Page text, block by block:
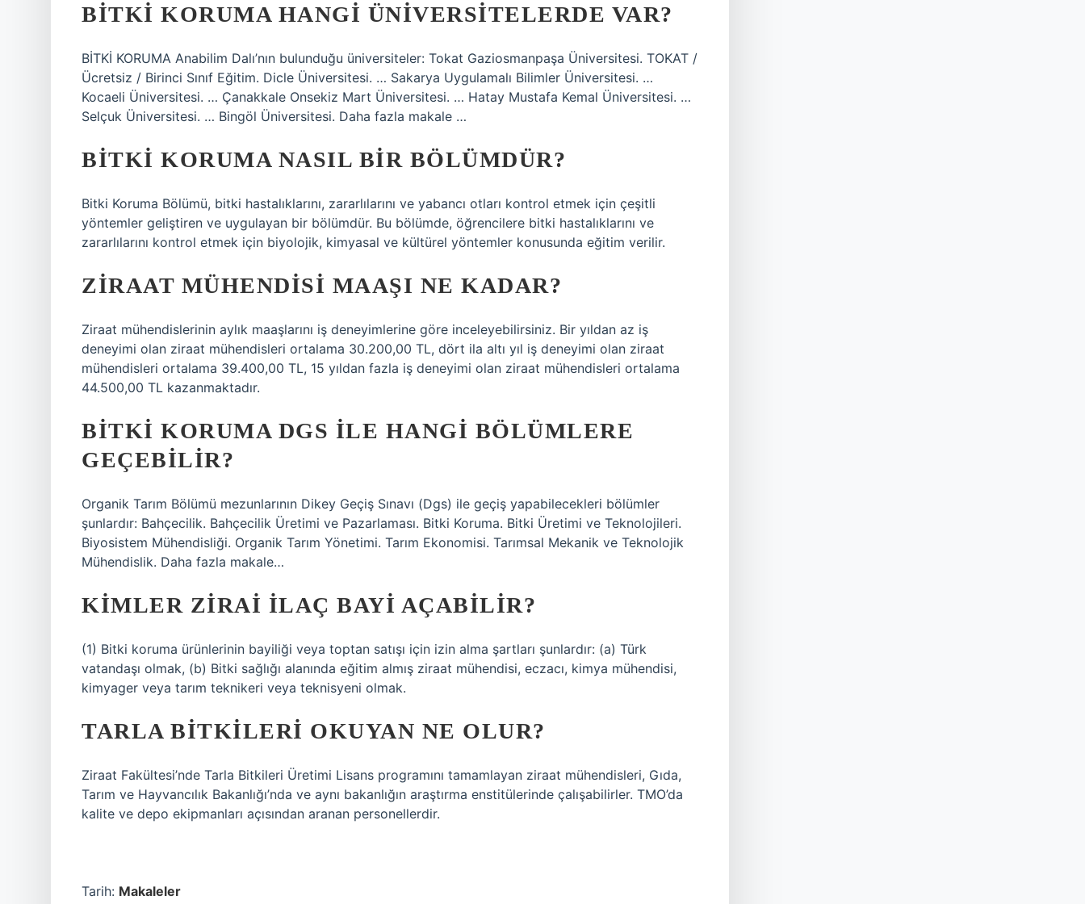
BITKI KORUMA HANGI ÜNIVERSITELERDE VAR?
BİTKİ KORUMA Anabilim Dalı’nın bulunduğu üniversiteler: Tokat Gaziosmanpaşa Üniversitesi. TOKAT /
Ücretsiz / Birinci Sınıf Eğitim. Dicle Üniversitesi. … Sakarya Uygulamalı Bilimler Üniversitesi. …
Kocaeli Üniversitesi. … Çanakkale Onsekiz Mart Üniversitesi. … Hatay Mustafa Kemal Üniversitesi. …
Selçuk Üniversitesi. … Bingöl Üniversitesi. Daha fazla makale …
BITKI KORUMA NASIL BIR BÖLÜMDÜR?
Bitki Koruma Bölümü, bitki hastalıklarını, zararlılarını ve yabancı otları kontrol etmek için çeşitli
yöntemler geliştiren ve uygulayan bir bölümdür. Bu bölümde, öğrencilere bitki hastalıklarını ve
zararlılarını kontrol etmek için biyolojik, kimyasal ve kültürel yöntemler konusunda eğitim verilir.
ZIRAAT MÜHENDISI MAAŞI NE KADAR?
Ziraat mühendislerinin aylık maaşlarını iş deneyimlerine göre inceleyebilirsiniz. Bir yıldan az iş
deneyimi olan ziraat mühendisleri ortalama 30.200,00 TL, dört ila altı yıl iş deneyimi olan ziraat
mühendisleri ortalama 39.400,00 TL, 15 yıldan fazla iş deneyimi olan ziraat mühendisleri ortalama
44.500,00 TL kazanmaktadır.
BITKI KORUMA DGS ILE HANGI BÖLÜMLERE
GEÇEBILIR?
Organik Tarım Bölümü mezunlarının Dikey Geçiş Sınavı (Dgs) ile geçiş yapabilecekleri bölümler
şunlardır: Bahçecilik. Bahçecilik Üretimi ve Pazarlaması. Bitki Koruma. Bitki Üretimi ve Teknolojileri.
Biyosistem Mühendisliği. Organik Tarım Yönetimi. Tarım Ekonomisi. Tarımsal Mekanik ve Teknolojik
Mühendislik. Daha fazla makale…
KIMLER ZIRAI ILAÇ BAYI AÇABILIR?
(1) Bitki koruma ürünlerinin bayiliği veya toptan satışı için izin alma şartları şunlardır: (a) Türk
vatandaşı olmak, (b) Bitki sağlığı alanında eğitim almış ziraat mühendisi, eczacı, kimya mühendisi,
kimyager veya tarım teknikeri veya teknisyeni olmak.
TARLA BITKILERI OKUYAN NE OLUR?
Ziraat Fakültesi’nde Tarla Bitkileri Üretimi Lisans programını tamamlayan ziraat mühendisleri, Gıda,
Tarım ve Hayvancılık Bakanlığı’nda ve aynı bakanlığın araştırma enstitülerinde çalışabilirler. TMO’da
kalite ve depo ekipmanları açısından aranan personellerdir.
Tarih: Makaleler